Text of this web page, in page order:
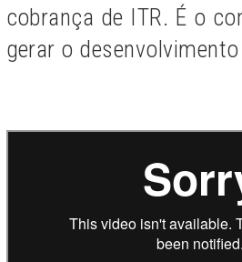
cobrança de ITR. É o
gerar o